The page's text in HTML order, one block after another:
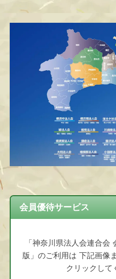
会員優待サービス
「神奈川県法人会連合会
版」のご利用は 下記画像
クリックして